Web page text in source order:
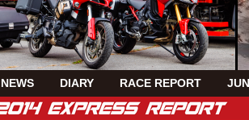
NEWS DIARY RACE REPORT